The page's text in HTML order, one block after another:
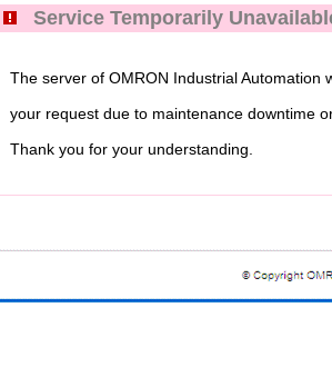
Service Temporarily
The server of OMRON Industrial Automation
your request due to maintenance downtime
Thank you for your understanding.